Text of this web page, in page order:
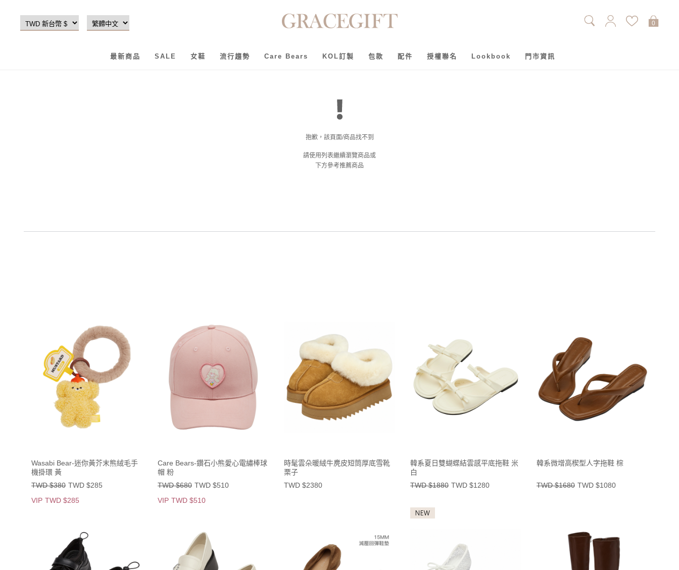
最新商品 SALE 女鞋 流行趨勢 Care Bears KOL訂製 包款 配件 授權聯名 Lookbook 門市資訊
抱歉，該頁面/商品找不到
請使用列表繼續瀏覽商品或
下方參考推薦商品
Wasabi Bear-迷你黃芥末熊絨毛手
機掛環 黃
TWD $380 TWD $285
VIP TWD $285
Care Bears-鑽石小熊愛心電繡棒球
帽 粉
TWD $680 TWD $510
VIP TWD $510
時髦雲朵暖絨牛麂皮短筒厚底雪靴
栗子
TWD $2380
韓系夏日雙蝴蝶結雲感平底拖鞋 米
白
TWD $1880 TWD $1280
韓系微增高楔型人字拖鞋 棕
TWD $1680 TWD $1080
0